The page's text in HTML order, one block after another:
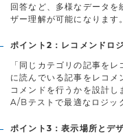
回答など、多様なデータ
ザー理解が可能になります。
ポイント2：レコメンドロ
「同じカテゴリの記事を
に読んでいる記事をレコ
コメンドを行うかを設計し
A/Bテストで最適なロジッ
ポイント3：表示場所とデ